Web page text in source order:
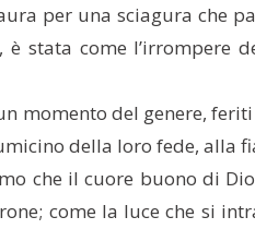
per una sciagura che
stata come l’irrompere
momento del genere,
della loro fede, alla
che il cuore buono di
come la luce che si